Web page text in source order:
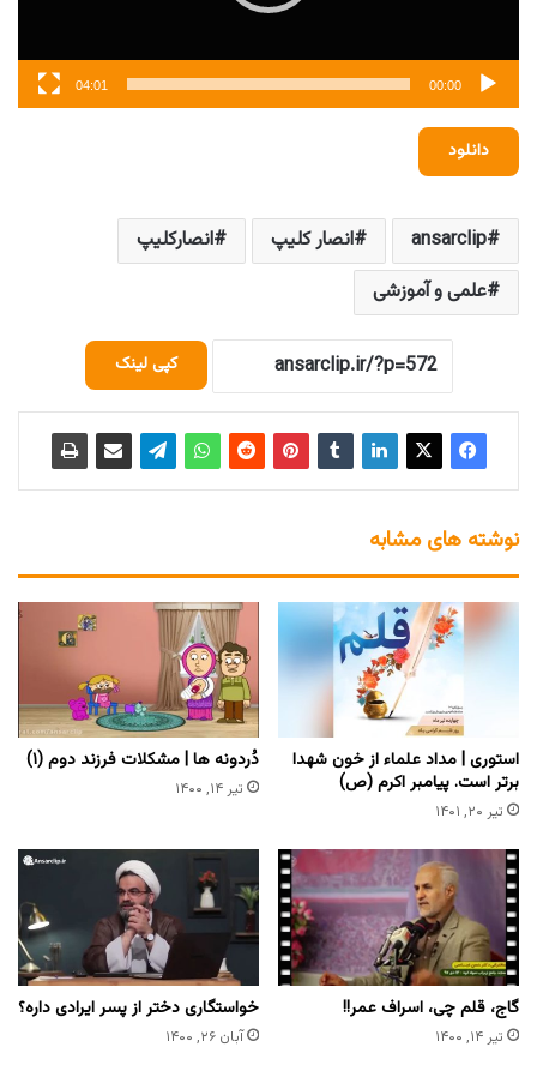
00:00
04:01
دانلود
ansarclip انصار کلیپ
انصارکلیپ
علمی و آموزشی
کپی لینک
نوشته های مشابه
استوری | مداد علماء از خون شهدا
برتر است. پیامبر اکرم (ص)
تیر ۲۰, ۱۴۰۱
دُردونه ها | مشکلات فرزند دوم (۱)
تیر ۱۴, ۱۴۰۰
گاج، قلم چی، اسراف عمر!!
تیر ۱۴, ۱۴۰۰
خواستگاری دختر از پسر ایرادی داره؟
آبان ۲۶, ۱۴۰۰